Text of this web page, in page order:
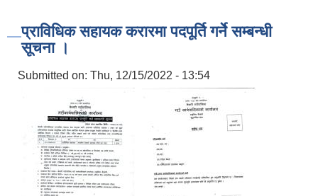
प्राविधिक सहायक करारमा पदपूर्ति गर्ने सम्बन्धी
सूचना ।
Submitted on: Thu, 12/15/2022 - 13:54